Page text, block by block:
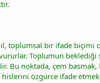
toplumsal bir ifade
Toplumun
Bu noktada, çem
özgürce ifade